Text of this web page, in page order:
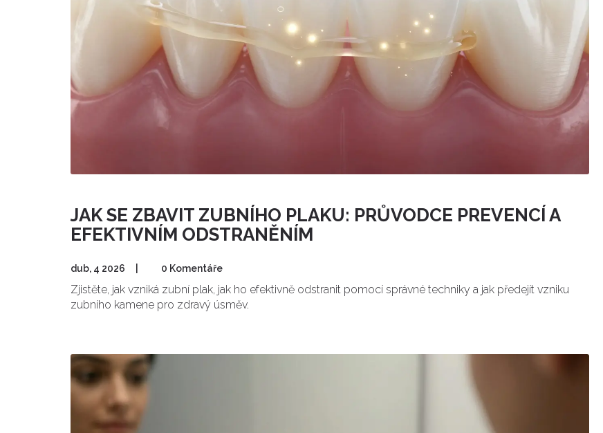
JAK SE ZBAVIT ZUBNÍHO PLAKU: PRŮVODCE PREVENCÍ A
EFEKTIVNÍM ODSTRANĚNÍM
dub, 4 2026 0 Komentáře
Zjistěte, jak vzniká zubní plak, jak ho efektivně odstranit pomocí správné techniky a jak předejít vzniku
zubního kamene pro zdravý úsměv.